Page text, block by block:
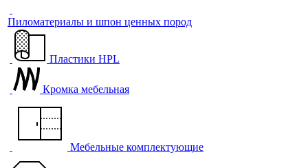
Пиломатериалы и шпон ценных пород
Пластики HPL
Кромка мебельная
Мебельные комплектующие